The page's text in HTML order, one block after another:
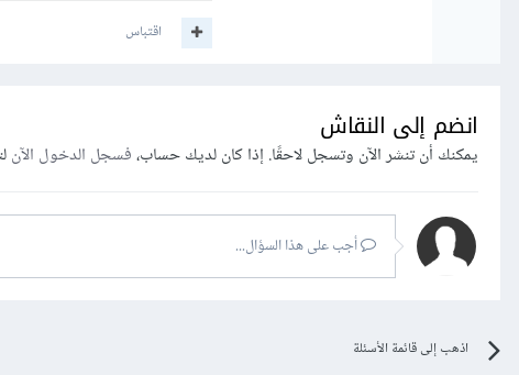
اقتباس
انضم إلى النقاش
يمكنك أن تنشر الآن وتسجل لاحقًا. إذا كان لديك حساب،فسجل الدخول الآن
أجب على هذا السؤال...
اذهب إلى قائمة الأسئلة